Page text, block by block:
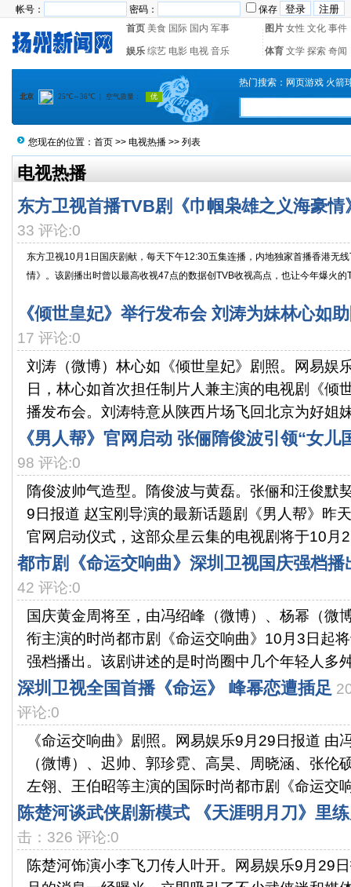
帐号： 密码：
保存
首页 美食 国际 国内 军事 图片 女性 文化 事件
娱乐 综艺 电影 电视 音乐 体育 文学 探索 奇闻
热门搜索： 网页游戏 火箭
您现在的位置： 首页 >> 电视热播 >> 列表
电视热播
东方卫视首播TVB剧《巾帼枭雄之义海豪情
33 评论:0
东方卫视10月1日国庆剧献，每天下午12:30五集连播，内地独家首播香港无
情》。该剧播出时曾以最高收视47点的数据创TVB收视高点，也让今年爆火的
《倾世皇妃》举行发布会 刘涛为妹林心如
17 评论:0
刘涛（微博）林心如《倾世皇妃》剧照。网易娱
日，林心如首次担任制片人兼主演的电视剧《倾
播发布会。刘涛特意从陕西片场飞回北京为好姐
《男人帮》官网启动 张俪隋俊波引领“女儿
98 评论:0
隋俊波帅气造型。隋俊波与黄磊。张俪和汪俊默
9日报道 赵宝刚导演的最新话题剧《男人帮》昨
官网启动仪式，这部众星云集的电视剧将于10月
都市剧《命运交响曲》深圳卫视国庆强档播
42 评论:0
国庆黄金周将至，由冯绍峰（微博）、杨幂（微
衔主演的时尚都市剧《命运交响曲》10月3日起
强档播出。该剧讲述的是时尚圈中几个年轻人多
深圳卫视全国首播《命运》 峰幂恋遭插足
评论:0
《命运交响曲》剧照。网易娱乐9月29日报道 由
（微博）、迟帅、郭珍霓、高昊、周晓涵、张伦
左翎、王伯昭等主演的国际时尚都市剧《命运交
陈楚河谈武侠剧新模式 《天涯明月刀》里
击：326 评论:0
陈楚河饰演小李飞刀传人叶开。网易娱乐9月29